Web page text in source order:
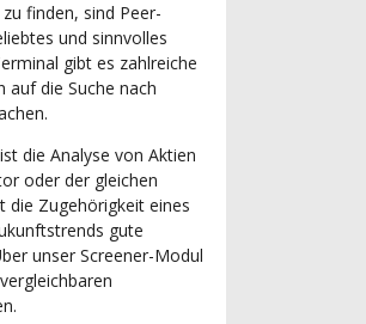
finden, sind Peer-
und sinnvolles
gibt es zahlreiche
auf die Suche nach
die Analyse von Aktien
oder der gleichen
die Zugehörigkeit eines
gute
unser Screener-Modul